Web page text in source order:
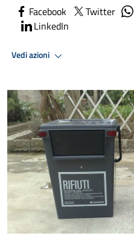
Facebook Twitter
LinkedIn
Vedi azioni